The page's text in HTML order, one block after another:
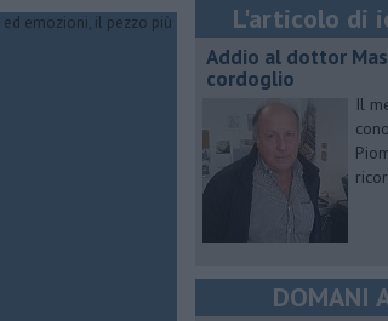
L'articolo di
Addio al dottor
cordoglio
Il
DOMANI